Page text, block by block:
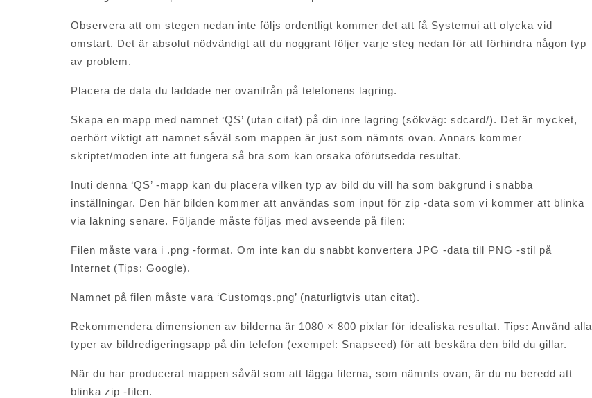
Observera att om stegen nedan inte följs ordentligt kommer det att få Systemui att olycka vid
omstart. Det är absolut nödvändigt att du noggrant följer varje steg nedan för att förhindra någon typ
av problem.
Placera de data du laddade ner ovanifrån på telefonens lagring.
Skapa en mapp med namnet ‘QS’ (utan citat) på din inre lagring (sökväg: sdcard/). Det är mycket,
oerhört viktigt att namnet såväl som mappen är just som nämnts ovan. Annars kommer
skriptet/moden inte att fungera så bra som kan orsaka oförutsedda resultat.
Inuti denna ‘QS’ -mapp kan du placera vilken typ av bild du vill ha som bakgrund i snabba
inställningar. Den här bilden kommer att användas som input för zip -data som vi kommer att blinka
via läkning senare. Följande måste följas med avseende på filen:
Filen måste vara i .png -format. Om inte kan du snabbt konvertera JPG -data till PNG -stil på
Internet (Tips: Google).
Namnet på filen måste vara ‘Customqs.png’ (naturligtvis utan citat).
Rekommendera dimensionen av bilderna är 1080 × 800 pixlar för idealiska resultat. Tips: Använd alla
typer av bildredigeringsapp på din telefon (exempel: Snapseed) för att beskära den bild du gillar.
När du har producerat mappen såväl som att lägga filerna, som nämnts ovan, är du nu beredd att
blinka zip -filen.